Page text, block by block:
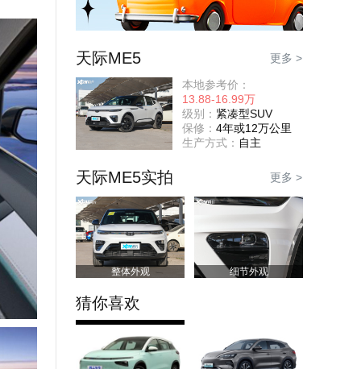
天际ME5 更多 >
本地参考价：
13.88-16.99万
级别： 紧凑型SUV
保修： 4年或12万公里
生产方式： 自主
天际ME5实拍 更多 >
整体外观 细节外观
猜你喜欢